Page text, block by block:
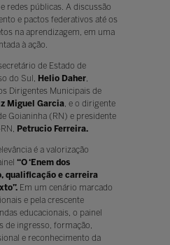
redes públicas. A discussão
e pactos federativos até os
na aprendizagem, em uma
à ação.
de Estado de
do Sul, Helio Daher,
Dirigentes Municipais de
Miguel Garcia, e o dirigente
Goianinha (RN) e presidente
Petrucio Ferreira.
é a valorização
“O ‘Enem dos
qualificação e carreira
Em um cenário marcado
e pela crescente
educacionais, o painel
de ingresso, formação,
e reconhecimento da